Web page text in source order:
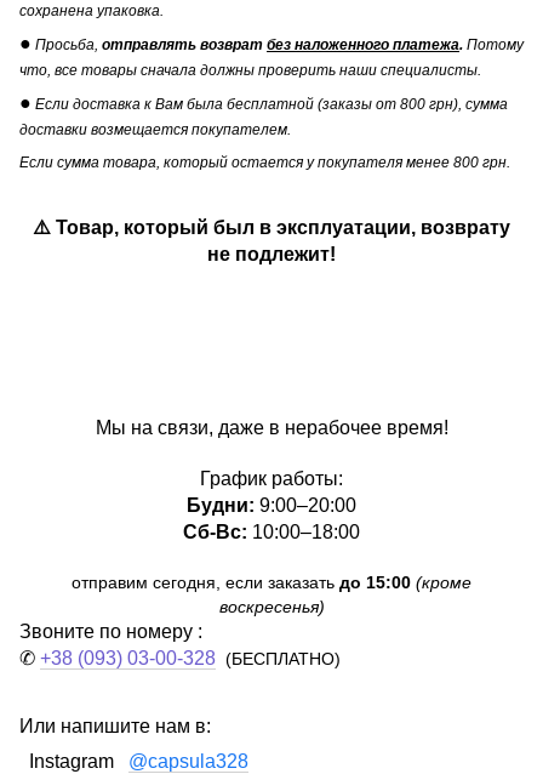
сохранена упаковка.
● Просьба, отправлять возврат без наложенного платежа. Потому
что, все товары сначала должны проверить наши специалисты.
● Если доставка к Вам была бесплатной (заказы от 800 грн), сумма
доставки возмещается покупателем.
Если сумма товара, который остается у покупателя менее 800 грн.
⚠️ Товар, который был в эксплуатации, возврату
не подлежит!
Мы на связи, даже в нерабочее время!
График работы:
Будни: 9:00–20:00
Сб-Вс: 10:00–18:00
отправим сегодня, если заказать до 15:00 (кроме
воскресенья)
Звоните по номеру :
✆ +38 (093) 03-00-328 (БЕСПЛАТНО)
Или напишите нам в:
Instagram @capsula328